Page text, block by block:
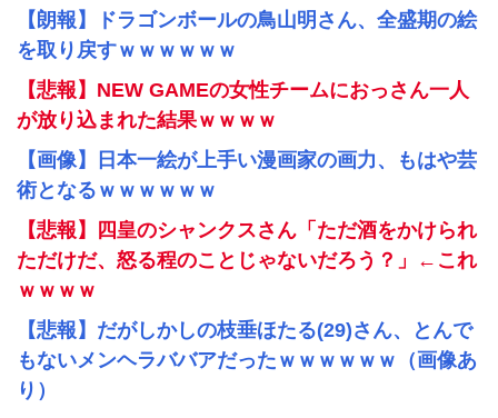
【朗報】ドラゴンボールの鳥山明さん、全盛期の絵
を取り戻すｗｗｗｗｗｗ
【悲報】NEW GAMEの女性チームにおっさん一人
が放り込まれた結果ｗｗｗｗ
【画像】日本一絵が上手い漫画家の画力、もはや芸
術となるｗｗｗｗｗｗ
【悲報】四皇のシャンクスさん「ただ酒をかけられ
ただけだ、怒る程のことじゃないだろう？」←これ
ｗｗｗｗ
【悲報】だがしかしの枝垂ほたる(29)さん、とんで
もないメンヘラババアだったｗｗｗｗｗｗ（画像あ
り）